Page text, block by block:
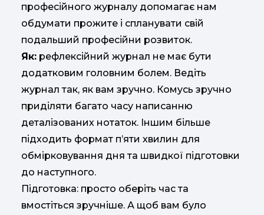
професійного журналу допомагає нам
обдумати прожите і спланувати свій
подальший професійни розвиток.
Як: рефлексійний журнал не має бути
додатковим головним болем. Ведіть
журнал так, як вам зручно. Комусь зручно
приділяти багато часу написанню
деталізованих нотаток. Іншим більше
підходить формат п’яти хвилин для
обмірковування дня та швидкої підготовки
до наступного.
Підготовка: просто оберіть час та
вмостіться зручніше. А щоб вам було